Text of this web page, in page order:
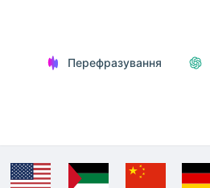
Перефразування